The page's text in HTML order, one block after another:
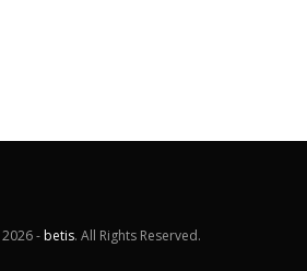
2026 - betis. All Rights Reserved.